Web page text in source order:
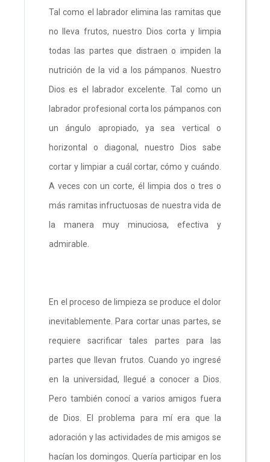
Tal como el labrador elimina las ramitas que
no lleva frutos, nuestro Dios corta y limpia
todas las partes que distraen o impiden la
nutrición de la vid a los pámpanos. Nuestro
Dios es el labrador excelente. Tal como un
labrador profesional corta los pámpanos con
un ángulo apropiado, ya sea vertical o
horizontal o diagonal, nuestro Dios sabe
cortar y limpiar a cuál cortar, cómo y cuándo.
A veces con un corte, él limpia dos o tres o
más ramitas infructuosas de nuestra vida de
la manera muy minuciosa, efectiva y
admirable.
En el proceso de limpieza se produce el dolor
inevitablemente. Para cortar unas partes, se
requiere sacrificar tales partes para las
partes que llevan frutos. Cuando yo ingresé
en la universidad, llegué a conocer a Dios.
Pero también conocí a varios amigos fuera
de Dios. El problema para mí era que la
adoración y las actividades de mis amigos se
hacían los domingos. Quería participar en los